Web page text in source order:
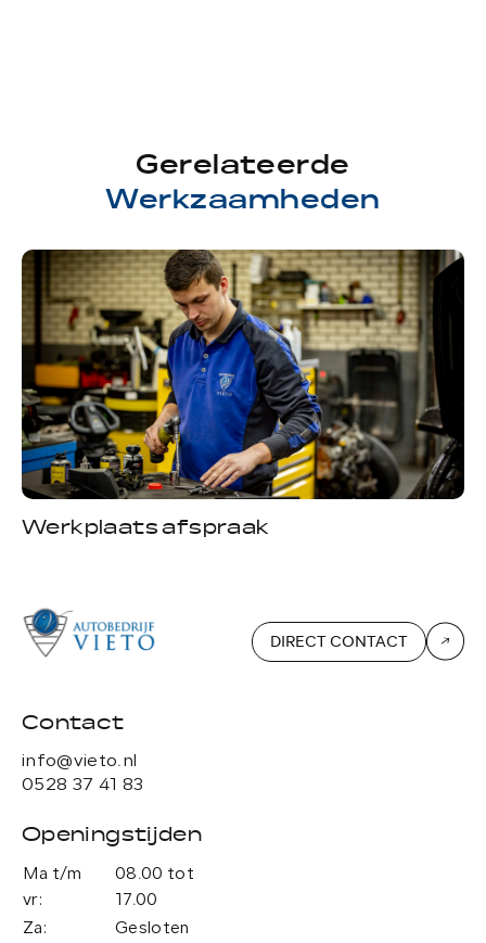
Gerelateerde
Werkzaamheden
Werkplaats afspraak
DIRECT CONTACT
Contact
info@vieto.nl
0528 37 41 83
Openingstijden
Ma t/m
vr:
08.00 tot
17.00
Za:
Gesloten